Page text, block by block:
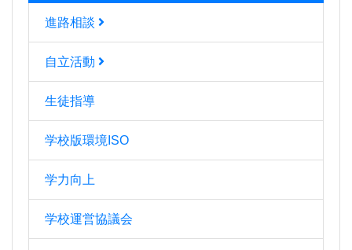
進路相談
自立活動
生徒指導
学校版環境ISO
学力向上
学校運営協議会